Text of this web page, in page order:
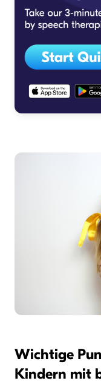
Wichtige
Kindern mit